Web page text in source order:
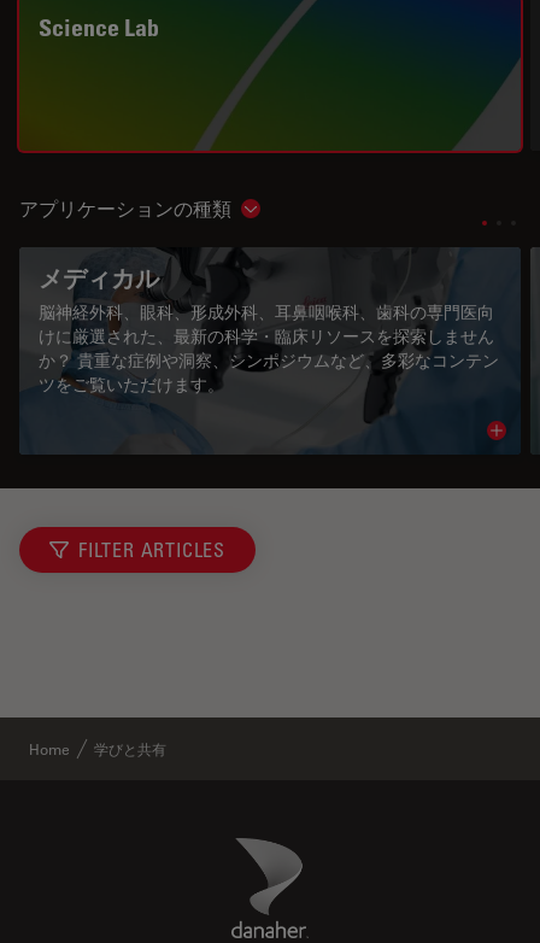
Science Lab
アプリケーションの種類 Show subnavigation
メディカル
脳神経外科、眼科、形成外科、耳鼻咽喉科、歯科の専門医向
けに厳選された、最新の科学・臨床リソースを探索しません
か？ 貴重な症例や洞察、シンポジウムなど、多彩なコンテン
ツをご覧いただけます。
FILTER ARTICLES
Home 学びと共有
Danaher Logo